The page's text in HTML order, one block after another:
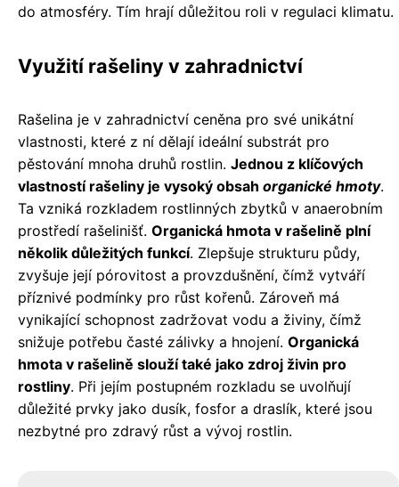
do atmosféry. Tím hrají důležitou roli v regulaci klimatu.
Využití rašeliny v zahradnictví
Rašelina je v zahradnictví ceněna pro své unikátní
vlastnosti, které z ní dělají ideální substrát pro
pěstování mnoha druhů rostlin. Jednou z klíčových
vlastností rašeliny je vysoký obsah organické hmoty.
Ta vzniká rozkladem rostlinných zbytků v anaerobním
prostředí rašelinišť. Organická hmota v rašelině plní
několik důležitých funkcí. Zlepšuje strukturu půdy,
zvyšuje její pórovitost a provzdušnění, čímž vytváří
příznivé podmínky pro růst kořenů. Zároveň má
vynikající schopnost zadržovat vodu a živiny, čímž
snižuje potřebu časté zálivky a hnojení. Organická
hmota v rašelině slouží také jako zdroj živin pro
rostliny. Při jejím postupném rozkladu se uvolňují
důležité prvky jako dusík, fosfor a draslík, které jsou
nezbytné pro zdravý růst a vývoj rostlin.